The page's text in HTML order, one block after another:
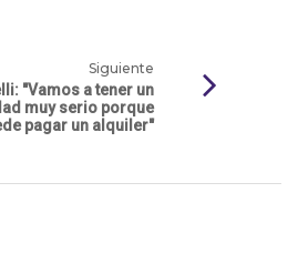
Siguiente
"Vamos a tener un
muy serio porque
pagar un alquiler"